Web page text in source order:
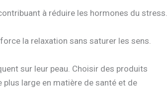
à réduire les hormones du stress.
la relaxation sans saturer les sens.
sur leur peau. Choisir des produits
plus large en matière de santé et de